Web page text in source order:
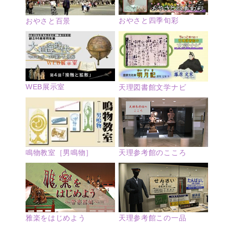
おやさと百景 おやさと四季旬彩
WEB展示室 天理図書館文学ナビ
鳴物教室［男鳴物］ 天理参考館のこころ
雅楽をはじめよう 天理参考館この一品